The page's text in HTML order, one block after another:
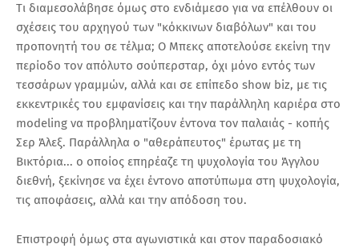
Tι διαμεσολάβησε όμως στο ενδιάμεσο για να επέλθουν οι
σχέσεις του αρχηγού των "κόκκινων διαβόλων" και του
προπονητή του σε τέλμα; Ο Μπεκς αποτελούσε εκείνη την
περίοδο τον απόλυτο σούπερσταρ, όχι μόνο εντός των
τεσσάρων γραμμών, αλλά και σε επίπεδο show biz, με τις
εκκεντρικές του εμφανίσεις και την παράλληλη καριέρα στο
modeling να προβληματίζουν έντονα τον παλαιάς - κοπής
Σερ Άλεξ. Παράλληλα ο "αθεράπευτος" έρωτας με τη
Βικτόρια... ο οποίος επηρέαζε τη ψυχολογία του Άγγλου
διεθνή, ξεκίνησε να έχει έντονο αποτύπωμα στη ψυχολογία,
τις αποφάσεις, αλλά και την απόδοση του.
Επιστροφή όμως στα αγωνιστικά και στον παραδοσιακό